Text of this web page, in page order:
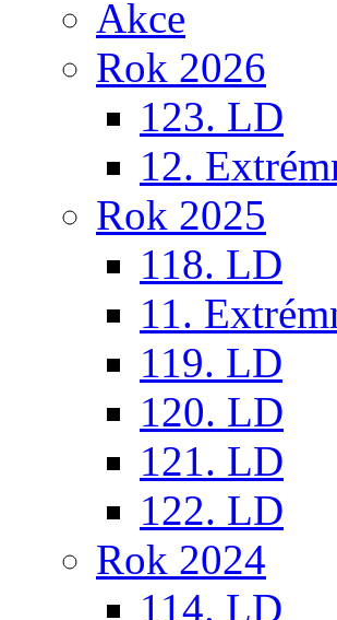
Akce
Rok 2026
123. LD
12.
Rok 2025
118. LD
11.
119. LD
120. LD
121. LD
122. LD
Rok 2024
114. LD